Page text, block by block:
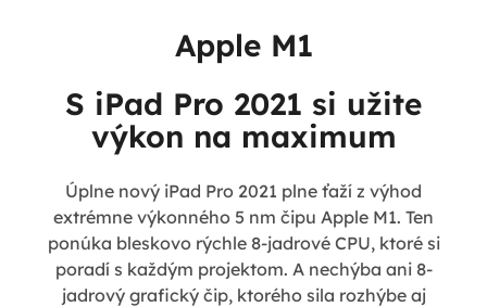
Apple M1
S iPad Pro 2021 si užite
výkon na maximum
Úplne nový iPad Pro 2021 plne ťaží z výhod
extrémne výkonného 5 nm čipu Apple M1. Ten
ponúka bleskovo rýchle 8-jadrové CPU, ktoré si
poradí s každým projektom. A nechýba ani 8-
jadrový grafický čip, ktorého sila rozhýbe aj